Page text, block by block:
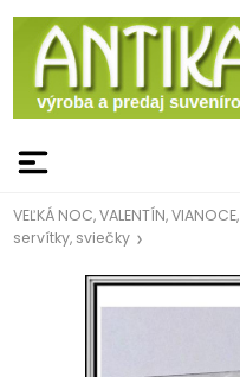
VEĽKÁ NOC, VALENTÍN, VIANOCE,
servítky, sviečky